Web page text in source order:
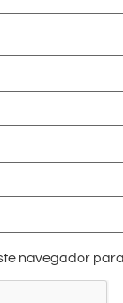
navegador